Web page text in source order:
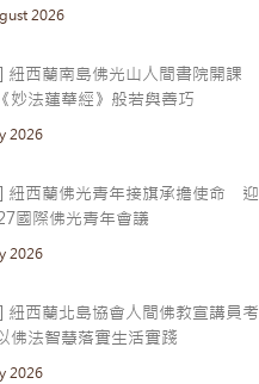
2026
紐西蘭南島佛光山人間書院開課
妙法蓮華經》般若與善巧
2026
紐西蘭佛光青年接旗承擔使命 迎
國際佛光青年會議
2026
紐西蘭北島協會人間佛教宣講員考
法智慧落實生活實踐
2026